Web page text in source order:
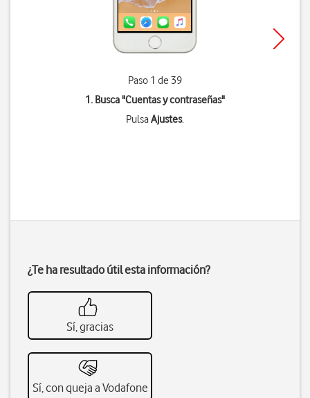
Paso 1 de 39
1. Busca "Cuentas y contraseñas"
PulsaAjustes.
¿Te ha resultado útil esta información?
Sí, gracias
Sí, con queja a Vodafone